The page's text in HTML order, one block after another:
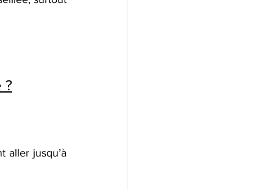
?
aller jusqu’à